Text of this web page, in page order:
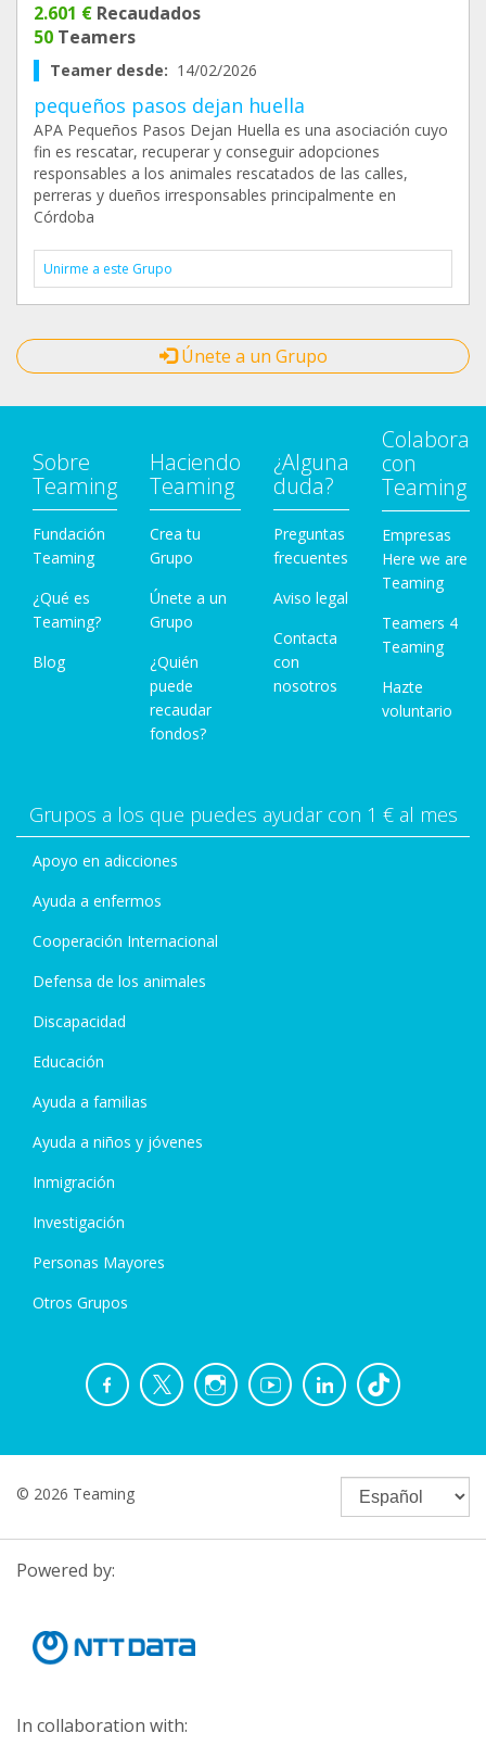
2.601 € Recaudados
50 Teamers
Teamer desde: 14/02/2026
pequeños pasos dejan huella
APA Pequeños Pasos Dejan Huella es una asociación cuyo
fin es rescatar, recuperar y conseguir adopciones
responsables a los animales rescatados de las calles,
perreras y dueños irresponsables principalmente en
Córdoba
Unirme a este Grupo
Únete a un Grupo
Sobre
Teaming
Fundación
Teaming
¿Qué es
Teaming?
Blog
Haciendo
Teaming
Crea tu
Grupo
Únete a un
Grupo
¿Quién
puede
recaudar
fondos?
¿Alguna
duda?
Preguntas
frecuentes
Aviso legal
Contacta
con
nosotros
Colabora
con
Teaming
Empresas
Here we are
Teaming
Teamers 4
Teaming
Hazte
voluntario
Grupos a los que puedes ayudar con 1 € al mes
Apoyo en adicciones
Ayuda a enfermos
Cooperación Internacional
Defensa de los animales
Discapacidad
Educación
Ayuda a familias
Ayuda a niños y jóvenes
Inmigración
Investigación
Personas Mayores
Otros Grupos
© 2026 Teaming
Powered by:
In collaboration with: